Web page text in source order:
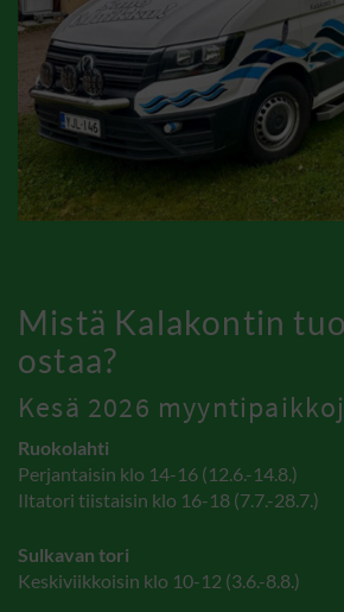
Mistä Kalakontin
ostaa?
Kesä 2026
Ruokolahti
Perjantaisin klo 14-16 (12.6.-14.8.)
Iltatori tiistaisin klo 16-18 (7.7.-28.7.)
Sulkavan tori
Keskiviikkoisin klo 10-12 (3.6.-8.8.)